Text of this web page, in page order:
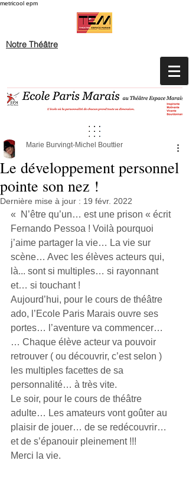
metricool epm
Notre Théâtre
Le développement personnel
pointe son nez !
Marie Burvingt-Michel Bouttier
Dernière mise à jour : 19 févr. 2022
«  N’être qu’un… est une prison « écrit
Fernando Pessoa ! Voilà pourquoi
j’aime partager la vie… La vie sur
scène… Avec les élèves acteurs qui,
là... sont si multiples… si rayonnant
et… si touchant !
Aujourd’hui, pour le cours de théâtre
ado, l’Ecole Paris Marais ouvre ses
portes… l’aventure va commencer…
… Chaque élève acteur va pouvoir
retrouver ( ou découvrir, c’est selon )
les multiples facettes de sa
personnalité… à très vite.
Le soir, pour le cours de théâtre
adulte… Les amateurs vont goûter au
plaisir de jouer… de se redécouvrir…
et de s’épanouir pleinement !!!
Merci la vie.